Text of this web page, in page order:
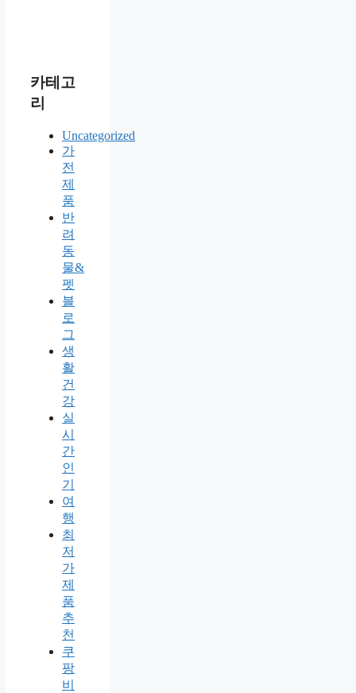
카테고
리
Uncategorized
가
전
제
품
반
려
동
물&
펫
블
로
그
생
활
건
강
실
시
간
인
기
여
행
최
저
가
제
품
추
천
쿠
팡
비